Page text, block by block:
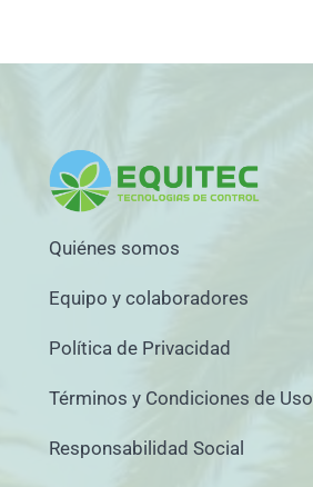
Quiénes somos
Equipo y colaboradores
Política de Privacidad
Términos y Condiciones de Uso
Responsabilidad Social